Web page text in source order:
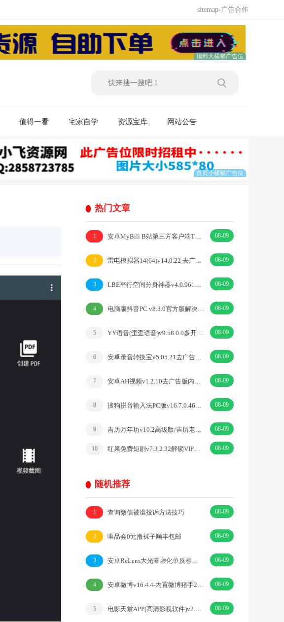
sitemap-广告合作
值得一看 宅家自学 资源宝库 网站公告
热门文章
1 安卓MyBili B站第三方客户端TV版v1.6.9 08-09
2 雷电模拟器14(64)v14.0.22 去广告绿色纯净版 08-09
3 LBE平行空间分身神器v4.0.9612解锁vip专业版 08-09
4 电脑版抖音PC v8.3.0官方版解决网页切换烦恼 08-09
5 YY语音(歪歪语音)v9.58.0.0多开去广告绿色版 08-09
6 安卓录音转换宝v5.05.21去广告开心版 08-09
7 安卓AH视频v1.2.10去广告版内置丰富优质源 08-09
8 搜狗拼音输入法PC版v16.7.0.4673精简优化版 08-09
9 吉历万年历v10.2高级版/吉历老黄历吉日择日宜忌 08-09
10 红果免费短剧v7.3.2.32解锁VIP会员版热门短剧 08-09
随机推荐
1 查询微信被谁投诉方法技巧 08-09
2 唯品会0元撸袜子顺丰包邮 08-09
3 安卓ReLens大光圈虚化单反相机v4.2GP高级版 08-09
4 安卓微博v16.4.4-内置微博猪手2.5.3-347模块 08-09
5 电影天堂APP(高清影视软件)v2.1.0.0去广告版 08-09